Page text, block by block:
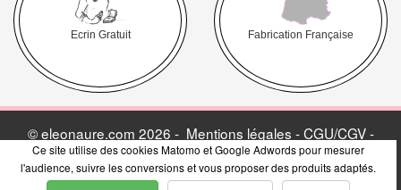
Ce site utilise des cookies Matomo et Google Adwords pour mesurer
l'audience, suivre les conversions et vous proposer des produits adaptés.
Ecrin Gratuit Fabrication Française
© eleonaure.com 2026 - Mentions légales - CGU/CGV -
Politique de vie privée-Avis Clients & Presse-Blog